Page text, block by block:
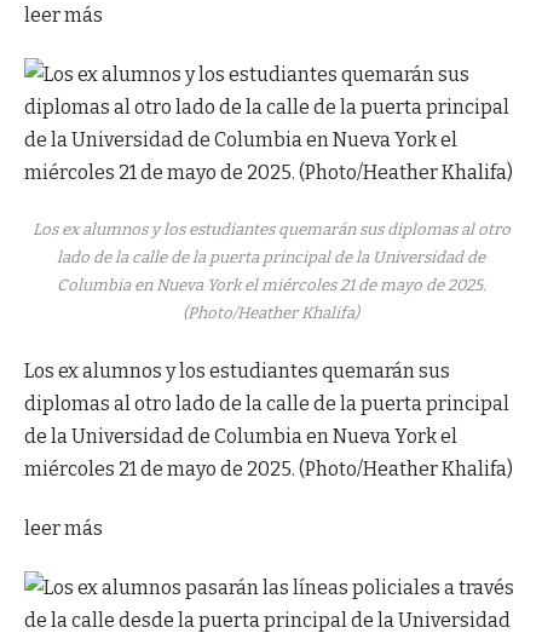
leer más
Los ex alumnos y los estudiantes quemarán sus diplomas al otro
lado de la calle de la puerta principal de la Universidad de
Columbia en Nueva York el miércoles 21 de mayo de 2025.
(Photo/Heather Khalifa)
Los ex alumnos y los estudiantes quemarán sus
diplomas al otro lado de la calle de la puerta principal
de la Universidad de Columbia en Nueva York el
miércoles 21 de mayo de 2025. (Photo/Heather Khalifa)
leer más